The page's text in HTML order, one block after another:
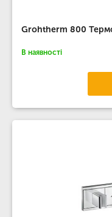
Grohtherm 800
В наявності